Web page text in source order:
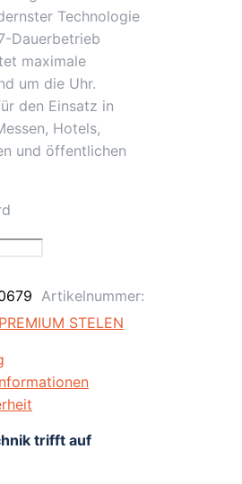
Technologie
Dauerbetrieb
maximale
um die Uhr.
den Einsatz in
Hotels,
und öffentlichen
Artikelnummer:
PREMIUM STELEN
trifft auf